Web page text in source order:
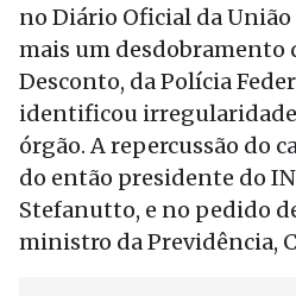
no Diário Oficial da União
mais um desdobramento
Desconto, da Polícia
identificou
órgão. A repercussão do
do então presidente do
Stefanutto, e no pedido
ministro da Previdência,